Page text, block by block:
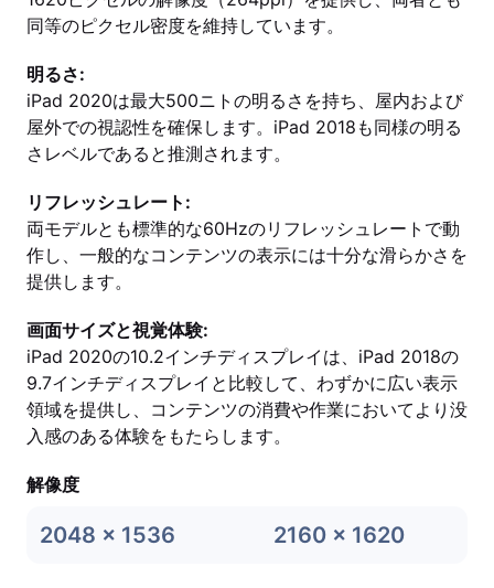
同等のピクセル密度を維持しています。
明るさ:
iPad 2020は最大500ニトの明るさを持ち、屋内および
屋外での視認性を確保します。iPad 2018も同様の明る
さレベルであると推測されます。
リフレッシュレート:
両モデルとも標準的な60Hzのリフレッシュレートで動
作し、一般的なコンテンツの表示には十分な滑らかさを
提供します。
画面サイズと視覚体験:
iPad 2020の10.2インチディスプレイは、iPad 2018の
9.7インチディスプレイと比較して、わずかに広い表示
領域を提供し、コンテンツの消費や作業においてより没
入感のある体験をもたらします。
解像度
2048 x 1536 2160 x 1620